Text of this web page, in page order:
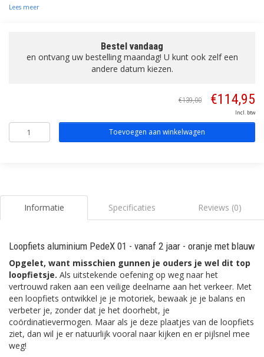
Lees meer
Bestel vandaag
en ontvang uw bestelling maandag! U kunt ook zelf een
andere datum kiezen.
€139,00 €114,95
Incl. btw
Toevoegen aan winkelwagen
Informatie Specificaties Reviews (0)
Loopfiets aluminium PedeX 01 - vanaf 2 jaar - oranje met blauw
Opgelet, want misschien gunnen je ouders je wel dit top
loopfietsje. Als uitstekende oefening op weg naar het
vertrouwd raken aan een veilige deelname aan het verkeer. Met
een loopfiets ontwikkel je je motoriek, bewaak je je balans en
verbeter je, zonder dat je het doorhebt, je
coördinatievermogen. Maar als je deze plaatjes van de loopfiets
ziet, dan wil je er natuurlijk vooral naar kijken en er pijlsnel mee
weg!